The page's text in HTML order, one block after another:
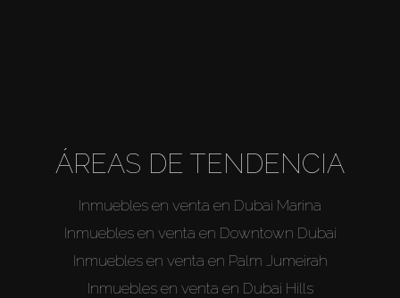
Comprar
Alquilar
ÁREAS DE TENDENCIA
Inmuebles en venta en Dubai Marina
Inmuebles en venta en Downtown Dubai
Inmuebles en venta en Palm Jumeirah
Inmuebles en venta en Dubai Hills